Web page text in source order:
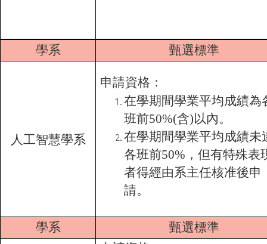
學系 甄選標準
人工智慧學系
申請資格：
在學期間學業平均成績為
班前50%(含)以內。
在學期間學業平均成績未
各班前50%，但有特殊表
者得經由系主任核准後申
請。
學系
甄選標準